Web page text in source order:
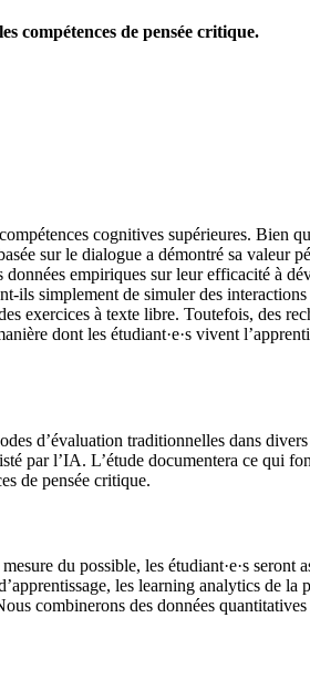
compétences de pensée critique.
cognitives supérieures. Bien
sur le dialogue a démontré sa valeur
empiriques sur leur efficacité à
ils simplement de simuler des
exercices à texte libre. Toutefois, des
dont les étudiant·e·s vivent
d’évaluation traditionnelles dans
par l’IA. L’étude documentera ce qui
de pensée critique.
du possible, les étudiant·e·s seront
les learning analytics de la
combinerons des données